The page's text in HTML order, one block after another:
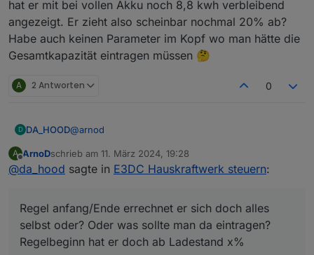
nde_MEZ
ob da das Format der Uhrzeiten richtig ist also z.B. 10:00
mit Doppelpunkt und nicht 10.00.
Hatte da einen Fehler im Script, wenn die Objekte beim
ersten Mal angelegt werden.
hat er mit bei vollen Akku noch 8,8 kwh verbleibend
angezeigt. Er zieht also scheinbar nochmal 20% ab?
Habe auch keinen Parameter im Kopf wo man hätte die
Gesamtkapazität eintragen müssen 🤔
A 2 Antworten 0
D DA_HOOD@arnod
Vielen lieben Dank!
morgen macht. Prognosen etc. Sind jetzt welche da,
was vorher nicht der Fall war.
Regel anfang/Ende errechnet er sich doch alles
selbst oder? Oder was sollte man da eintragen?
Regelbeginn hat er doch ab Ladestand x% 🤔.
Eine Frage noch:
A
Offline
ArnoDschrieb am 11. März 2024, 19:28
zuletzt editiert von
@da_hood sagte in E3DC Hauskraftwerk steuern:
Regel anfang/Ende errechnet er sich doch alles
selbst oder? Oder was sollte man da eintragen?
Regelbeginn hat er doch ab Ladestand x%